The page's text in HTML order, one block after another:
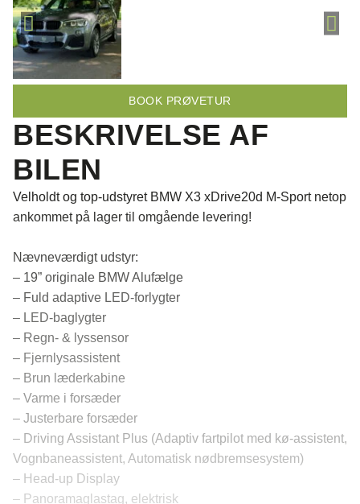
BOOK PRØVETUR
BESKRIVELSE AF
BILEN
Velholdt og top-udstyret BMW X3 xDrive20d M-Sport netop
ankommet på lager til omgående levering!
Nævneværdigt udstyr:
– 19” originale BMW Alufælge
– Fuld adaptive LED-forlygter
– LED-baglygter
– Regn- & lyssensor
– Fjernlysassistent
– Brun læderkabine
– Varme i forsæder
– Justerbare forsæder
– Driving Assistant Plus (Adaptiv fartpilot med kø-assistent,
Vognbaneassistent, Automatisk nødbremsesystem)
– Head-up Display
– Panoramaglastag, elektrisk